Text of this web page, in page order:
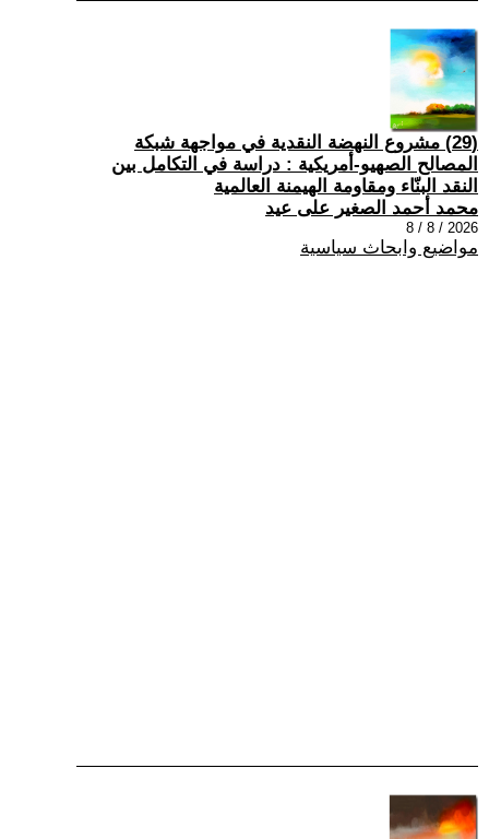
(29) مشروع النهضة النقدية في مواجهة شبكة
المصالح الصهيو-أمريكية : دراسة في التكامل بين
النقد البنّاء ومقاومة الهيمنة العالمية
محمد أحمد الصغير على عيد
2026 / 8 / 8
مواضيع وابحاث سياسية